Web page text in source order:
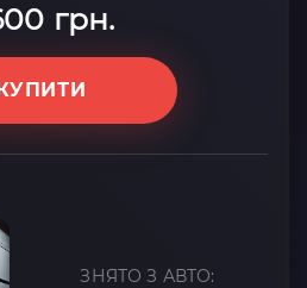
грн.
ЗНЯТО З АВТО: